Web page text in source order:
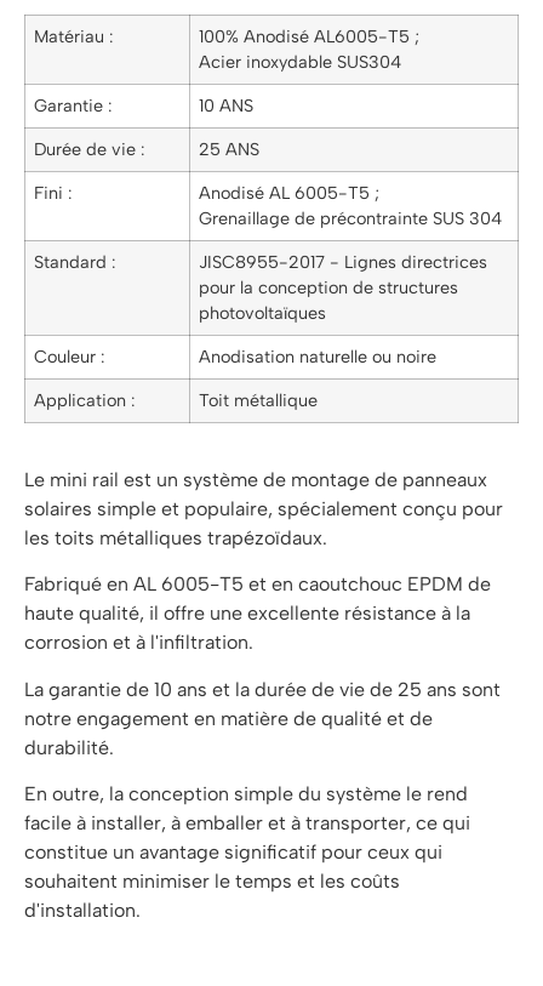
Matériau :
100% Anodisé AL6005-T5 ;
Acier inoxydable SUS304
Garantie :
10 ANS
Durée de vie :
25 ANS
Fini :
Anodisé AL 6005-T5 ;
Grenaillage de précontrainte SUS 304
Standard :
JISC8955-2017 - Lignes directrices
pour la conception de structures
photovoltaïques
Couleur :
Anodisation naturelle ou noire
Application :
Toit métallique
Le mini rail est un système de montage de panneaux
solaires simple et populaire, spécialement conçu pour
les toits métalliques trapézoïdaux.
Fabriqué en AL 6005-T5 et en caoutchouc EPDM de
haute qualité, il offre une excellente résistance à la
corrosion et à l'infiltration.
La garantie de 10 ans et la durée de vie de 25 ans sont
notre engagement en matière de qualité et de
durabilité.
En outre, la conception simple du système le rend
facile à installer, à emballer et à transporter, ce qui
constitue un avantage significatif pour ceux qui
souhaitent minimiser le temps et les coûts
d'installation.